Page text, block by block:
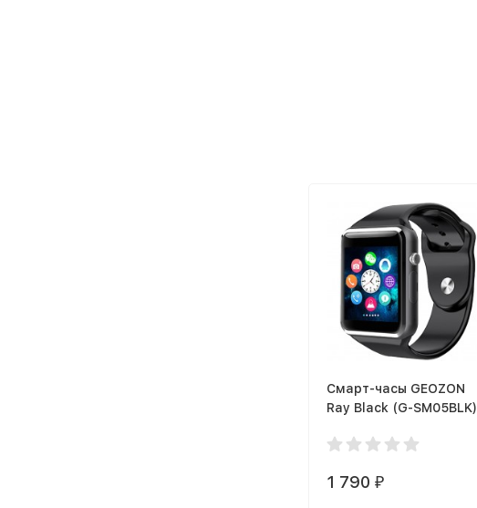
Смарт-часы GEOZON
Ray Black (G-SM05BLK)
1 790 ₽